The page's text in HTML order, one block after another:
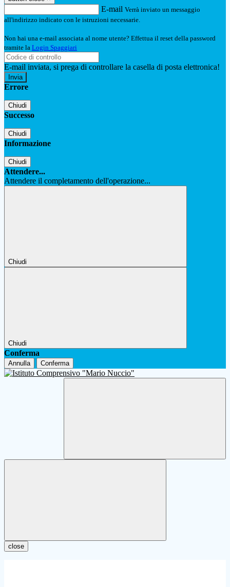
E-mail Verrà inviato un messaggio
all'indirizzo indicato con le istruzioni necessarie.
Non hai una e-mail associata al nome utente? Effettua il reset della password
tramite la Login Spaggiari
E-mail inviata, si prega di controllare la casella di posta elettronica!
Errore
Chiudi
Successo
Chiudi
Informazione
Chiudi
Attendere...
Attendere il completamento dell'operazione...
Chiudi
Chiudi
Conferma
Annulla Conferma
close